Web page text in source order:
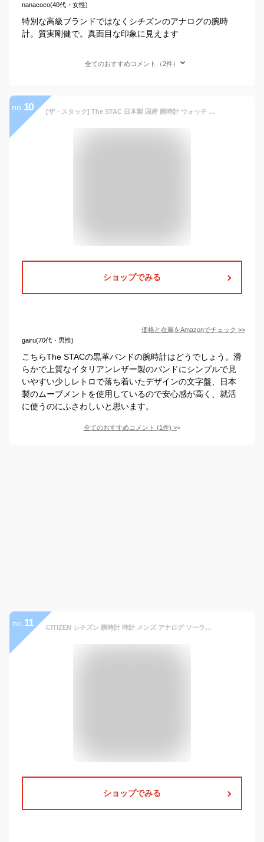
nanacoco(40代・女性)
特別な高級ブランドではなくシチズンのアナログの腕時
計。質実剛健で。真面目な印象に見えます
全てのおすすめコメント（2件）
no. 10 [ザ・スタック] The STAC 日本製 国産 腕時計 ウォッチ Authentic Round 36mm クラシック メンズ レディース [並行輸入品]
ショップでみる
価格と在庫をAmazonでチェック >>
gairu(70代・男性)
こちらThe STACの黒革バンドの腕時計はどうでしょう。滑
らかで上質なイタリアンレザー製のバンドにシンプルで見
いやすい少しレトロで落ち着いたデザインの文字盤、日本
製のムーブメントを使用しているので安心感が高く、就活
に使うのにふさわしいと思います。
全てのおすすめコメント (1件) >
no. 11 CITIZEN シチズン 腕時計 時計 メンズ アナログ ソーラー エコドライブ ECO DRIVE 3針 シンプル デイ 日付 海外モデル ビジネス 仕事 就活 防水 レザー 革 ブラウン 茶 シルバー 銀 ホワイト 白 AW1211-12Aプレゼント ギフト 1年保証 送料無料
ショップでみる